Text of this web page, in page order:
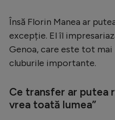
Starurile
EURO 2024
Însă Florin Manea ar
excepție. El îl
Genoa, care este tot
cluburile importante.
Ce transfer ar putea
vrea toată lumea”